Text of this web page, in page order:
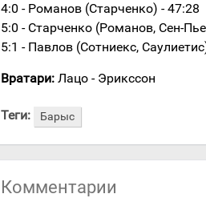
4:0 - Романов (Старченко) - 47:28
5:0 - Старченко (Романов, Сен-
5:1 - Павлов (Сотниекс,
Вратари: Лацо - Эрикссон
Теги: Барыс
Комментарии